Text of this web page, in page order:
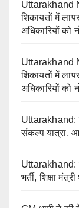
Uttarakhand
शिकायतों में
अधिकारियों को
Uttarakhand
शिकायतों में
अधिकारियों को
Uttarakhand:
संकल्प यात्रा,
Uttarakhand:
भर्ती, शिक्षा